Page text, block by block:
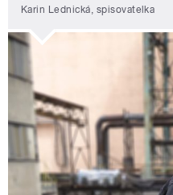
Karin Lednická, spisovatelka